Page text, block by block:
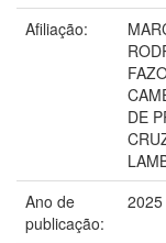
Afiliação:
DE
Ano de
publicação:
2025